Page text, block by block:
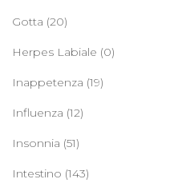
Gotta (20)
Herpes Labiale (0)
Inappetenza (19)
Influenza (12)
Insonnia (51)
Intestino (143)